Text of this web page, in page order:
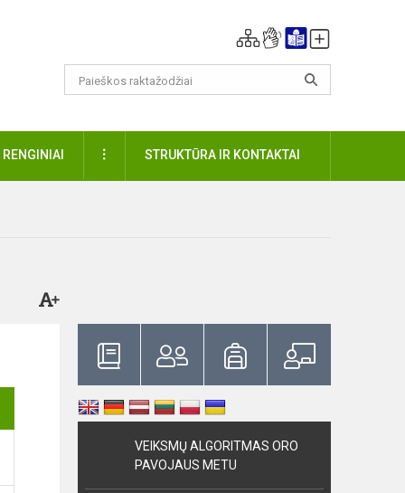
RENGINIAI DAUGIAUSTRUKTŪRA IR KONTAKTAI
VEIKSMŲ ALGORITMAS ORO
PAVOJAUS METU